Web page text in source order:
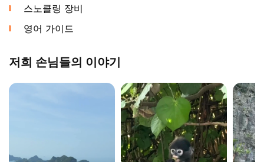
우아탈랍 섬입니다. 해발 500미터 전망대로 이어지는 트레
라마를 즐길 수 있습니다. 놀라운 종유석과 석순이 있는 부
경하세요. 제공되는 스노클링 마스크와 오리발로 수영하고
일광욕을 즐기며 수중 세계를 탐험하세요.
보트가 흩어져 있는 무인도들을 부드럽게 지나가는 동안
스노클링 장비
영어 가이드
저희 손님들의 이야기